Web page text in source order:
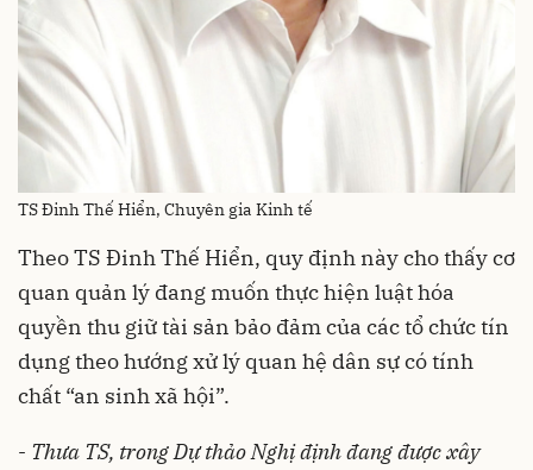
TS Đinh Thế Hiển, Chuyên gia Kinh tế
Theo TS Đinh Thế Hiển, quy định này cho thấy cơ
quan quản lý đang muốn thực hiện luật hóa
quyền thu giữ tài sản bảo đảm của các tổ chức tín
dụng theo hướng xử lý quan hệ dân sự có tính
chất “an sinh xã hội”.
- Thưa TS, trong Dự thảo Nghị định đang được xây